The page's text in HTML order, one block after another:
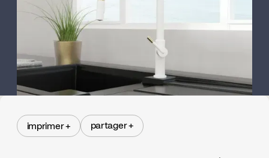
imprimer + partager +